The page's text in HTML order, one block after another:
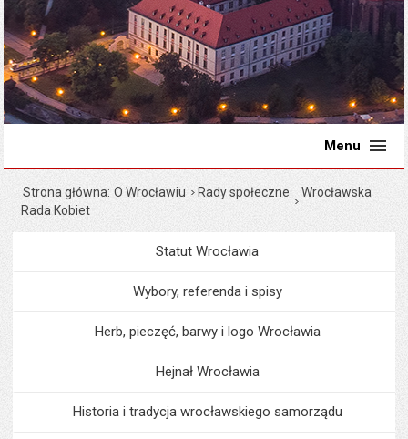
Menu
Strona główna O Wrocławiu Rady społeczne
Wrocławska
Rada Kobiet
MenuO Wrocławiu
Statut Wrocławia
Wybory, referenda i spisy
Herb, pieczęć, barwy i logo Wrocławia
Hejnał Wrocławia
Historia i tradycja wrocławskiego samorządu